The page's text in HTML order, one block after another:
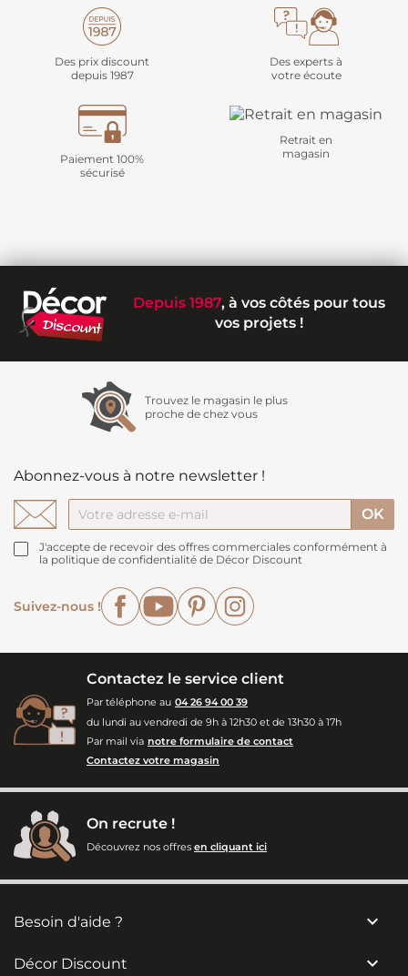
Des prix discount
depuis 1987
Des experts à
votre écoute
Paiement 100%
sécurisé
Retrait en
magasin
Depuis 1987, à vos côtés pour tous
vos projets !
Trouvez le magasin le plus
proche de chez vous
Abonnez-vous à notre newsletter !
J'accepte de recevoir des offres commerciales conformément à
la politique de confidentialité de Décor Discount
Suivez-nous !
FacebookYouTubePinterest
Contactez le service client
Par téléphone au 04 26 94 00 39
du lundi au vendredi de 9h à 12h30 et de 13h30 à 17h
Par mail via notre formulaire de contact
Contactez votre magasin
On recrute !
Découvrez nos offres en cliquant ici
Besoin d'aide ? 
Décor Discount 